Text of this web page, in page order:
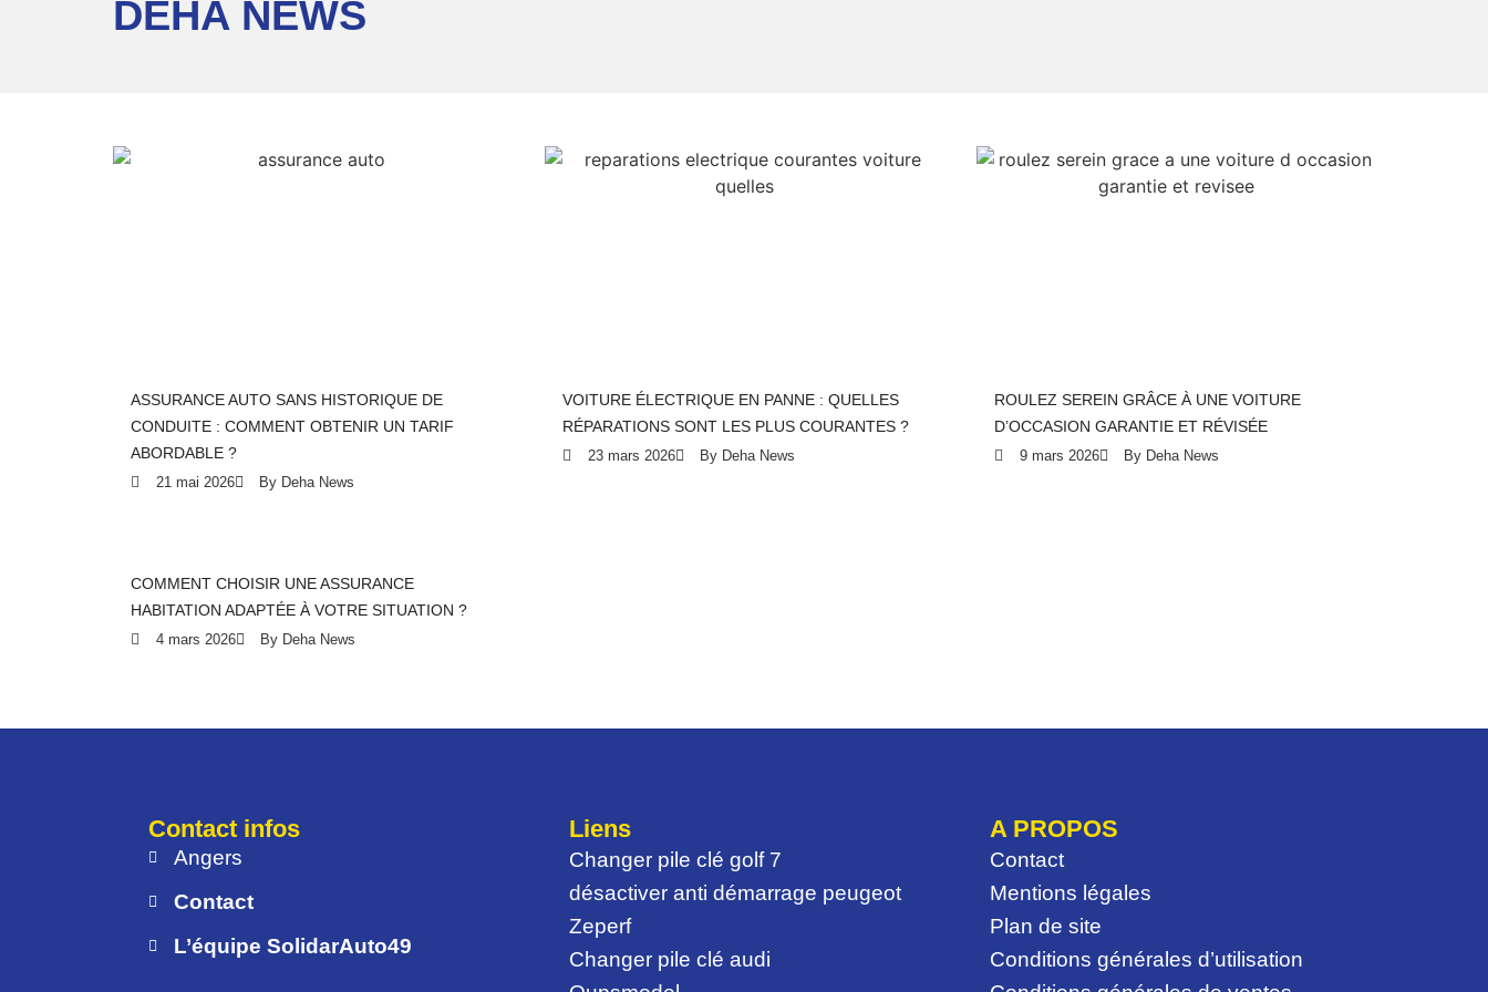
DEHA NEWS
ASSURANCE AUTO SANS HISTORIQUE DE
CONDUITE : COMMENT OBTENIR UN TARIF
ABORDABLE ?
21 mai 2026 By Deha News
VOITURE ÉLECTRIQUE EN PANNE : QUELLES
RÉPARATIONS SONT LES PLUS COURANTES ?
23 mars 2026 By Deha News
ROULEZ SEREIN GRÂCE À UNE VOITURE
D’OCCASION GARANTIE ET RÉVISÉE
9 mars 2026 By Deha News
COMMENT CHOISIR UNE ASSURANCE
HABITATION ADAPTÉE À VOTRE SITUATION ?
4 mars 2026 By Deha News
Contact infos
Angers
Contact
L’équipe SolidarAuto49
Liens
Changer pile clé golf 7
désactiver anti démarrage peugeot
Zeperf
Changer pile clé audi
A PROPOS
Contact
Mentions légales
Plan de site
Conditions générales d’utilisation